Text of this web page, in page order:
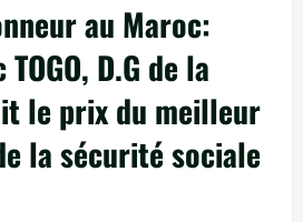
au Maroc:
D.G de la
le prix du meilleur
la sécurité sociale